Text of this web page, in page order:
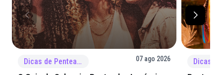
Dicas de Penteado 07 ago 2026